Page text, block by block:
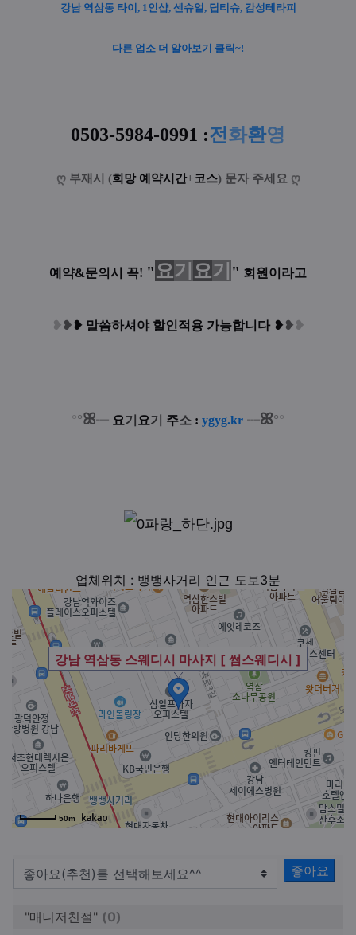
강남 역삼동 타이, 1인샵, 센슈얼, 딥티슈, 감성테라피
다른 업소 더 알아보기 클릭~!
0503-5984-0991 :전화환영
ღ 부재시 (희망 예약시간+코스) 문자 주세요 ღ
예약&문의시 꼭! "요기 요기 " 회원이라고
❥ ❥❥ 말씀하셔야 할인적용 가능합니다 ❥❥ ❥
°°ꕤ┈ 요기 요기 주소 : ygyg.kr ┈ꕤ°°
업체위치 : 뱅뱅사거리 인근 도보3분
강남 역삼동 스웨디시 마사지 [ 썸스웨디시 ]
50m
좋아요
"매니저친절" (0)